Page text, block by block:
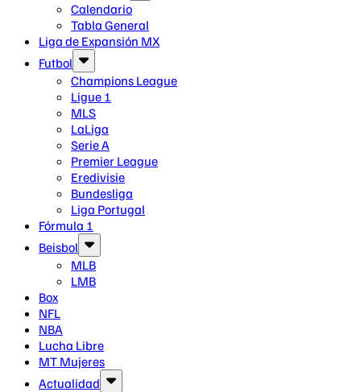
Calendario
Tabla General
Liga de Expansión MX
Futbol
Champions League
Ligue 1
MLS
LaLiga
Serie A
Premier League
Eredivisie
Bundesliga
Liga Portugal
Fórmula 1
Beisbol
MLB
LMB
Box
NFL
NBA
Lucha Libre
MT Mujeres
Actualidad